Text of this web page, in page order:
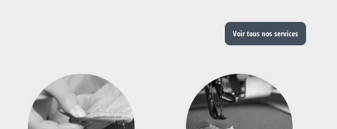
Voir tous nos services